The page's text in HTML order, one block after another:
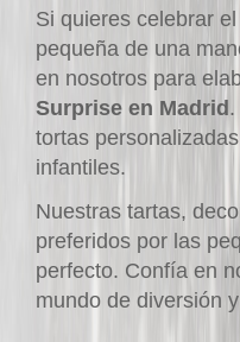
Si quieres celebrar
pequeña de una
en nosotros para
Surprise en Madrid
tortas
infantiles.
Nuestras tartas,
preferidos por las
perfecto. Confía en
mundo de diversión